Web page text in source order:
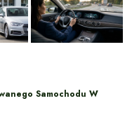
Samochodu W